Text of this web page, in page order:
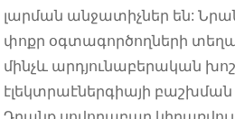
լարման անջատիչներ են:
փոքր օգտագործողների
մինչև արդյունաբերական
էլեկտրաէներգիայի